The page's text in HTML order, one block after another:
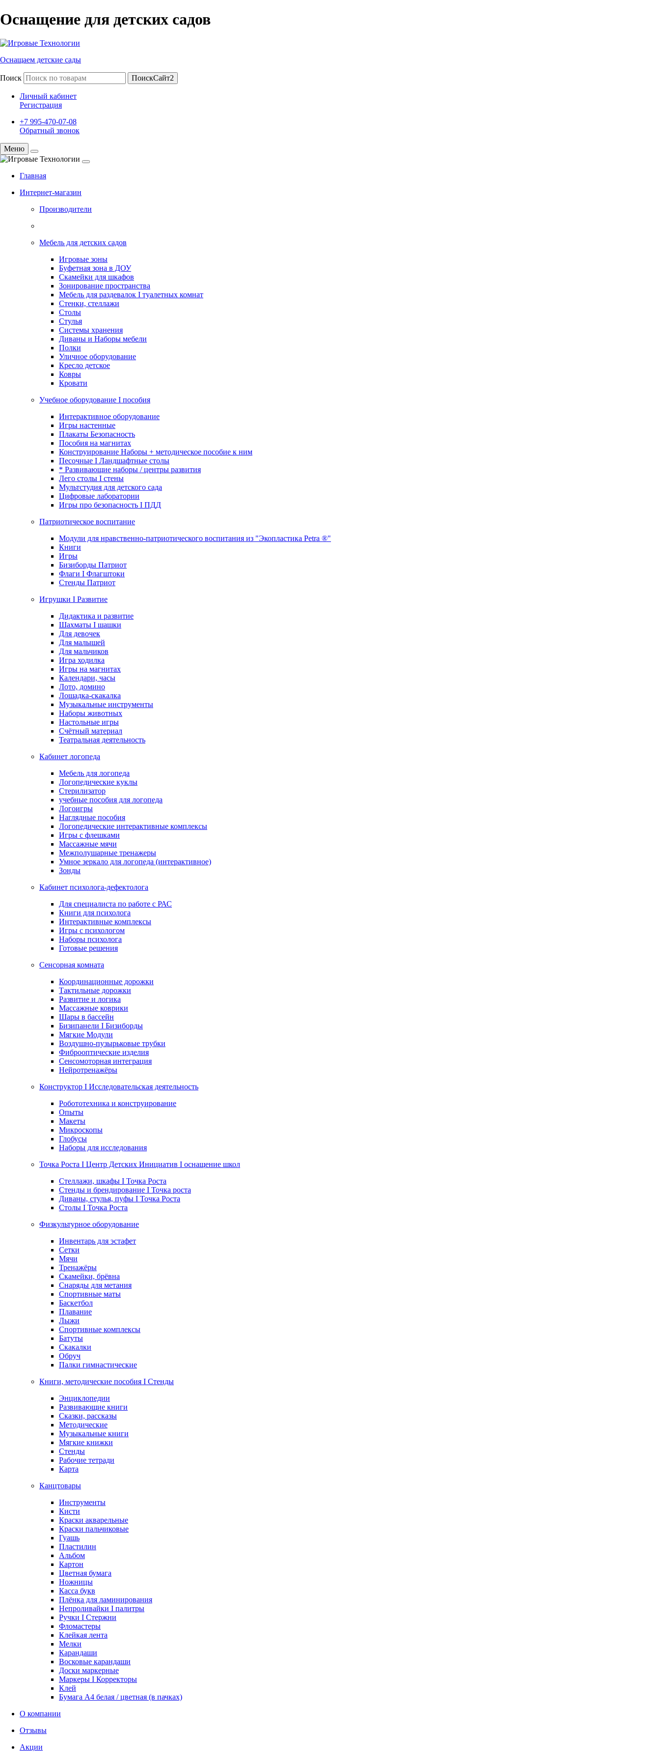
Оснащение для детских садов
Оснащаем детские сады
Поиск ПоискСайт2
Личный кабинет
Регистрация
+7 995-470-07-08
Обратный звонок
Меню
Главная
Интернет-магазин
Производители
Мебель для детских садов
Игровые зоны
Буфетная зона в ДОУ
Скамейки для шкафов
Зонирование пространства
Мебель для раздевалок I туалетных комнат
Стенки, стеллажи
Столы
Стулья
Системы хранения
Диваны и Наборы мебели
Полки
Уличное оборудование
Кресло детское
Ковры
Кровати
Учебное оборудование I пособия
Интерактивное оборудование
Игры настенные
Плакаты Безопасность
Пособия на магнитах
Конструирование Наборы + методическое пособие к ним
Песочные I Ландшафтные столы
* Развивающие наборы / центры развития
Лего столы I стены
Мультстудия для детского сада
Цифровые лаборатории
Игры про безопасность I ПДД
Патриотическое воспитание
Модули для нравственно-патриотического воспитания из "Экопластика Petra ®"
Книги
Игры
Бизиборды Патриот
Флаги I Флагштоки
Стенды Патриот
Игрушки I Развитие
Дидактика и развитие
Шахматы I шашки
Для девочек
Для малышей
Для мальчиков
Игра ходилка
Игры на магнитах
Календари, часы
Лото, домино
Лошадка-скакалка
Музыкальные инструменты
Наборы животных
Настольные игры
Счётный материал
Театральная деятельность
Кабинет логопеда
Мебель для логопеда
Логопедические куклы
Стерилизатор
учебные пособия для логопеда
Логоигры
Наглядные пособия
Логопедические интерактивные комплексы
Игры с флешками
Массажные мячи
Межполушарные тренажеры
Умное зеркало для логопеда (интерактивное)
Зонды
Кабинет психолога-дефектолога
Для специалиста по работе с РАС
Книги для психолога
Интерактивные комплексы
Игры с психологом
Наборы психолога
Готовые решения
Сенсорная комната
Координационные дорожки
Тактильные дорожки
Развитие и логика
Массажные коврики
Шары в бассейн
Бизипанели I Бизиборды
Мягкие Модули
Воздушно-пузырьковые трубки
Фиброоптические изделия
Сенсомоторная интеграция
Нейротренажёры
Конструктор I Исследовательская деятельность
Робототехника и конструирование
Опыты
Макеты
Микроскопы
Глобусы
Наборы для исследования
Точка Роста I Центр Детских Инициатив I оснащение школ
Стеллажи, шкафы I Точка Роста
Стенды и брендирование I Точка роста
Диваны, стулья, пуфы I Точка Роста
Столы I Точка Роста
Физкультурное оборудование
Инвентарь для эстафет
Сетки
Мячи
Тренажёры
Скамейки, брёвна
Снаряды для метания
Спортивные маты
Баскетбол
Плавание
Лыжи
Спортивные комплексы
Батуты
Скакалки
Обруч
Палки гимнастические
Книги, методические пособия I Стенды
Энциклопедии
Развивающие книги
Сказки, рассказы
Методические
Музыкальные книги
Мягкие книжки
Стенды
Рабочие тетради
Карта
Канцтовары
Инструменты
Кисти
Краски акварельные
Краски пальчиковые
Гуашь
Пластилин
Альбом
Картон
Цветная бумага
Ножницы
Касса букв
Плёнка для ламинирования
Непроливайки I палитры
Ручки I Стержни
Фломастеры
Клейкая лента
Мелки
Карандаши
Восковые карандаши
Доски маркерные
Маркеры I Корректоры
Клей
Бумага А4 белая / цветная (в пачках)
О компании
Отзывы
Акции